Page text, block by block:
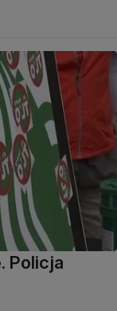
Policja